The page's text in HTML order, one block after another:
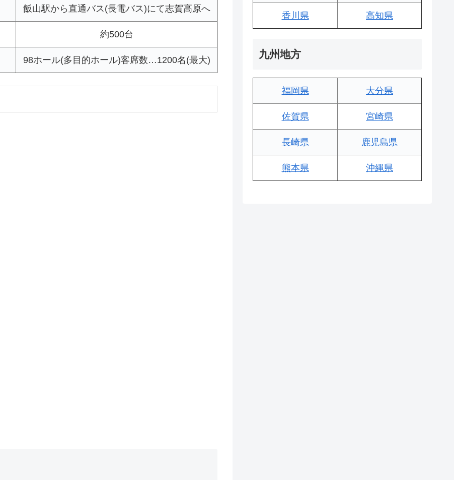
飯山駅から直通バス(長電バス)にて志賀高原へ
約500台
98ホール(多目的ホール)客席数…1200名(最大)
香川県 高知県
九州地方
福岡県 大分県
佐賀県 宮崎県
長崎県 鹿児島県
熊本県 沖縄県